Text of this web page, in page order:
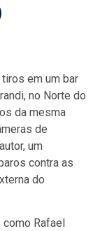
em um bar
no Norte do
da mesma
de
um
contra as
do
Rafael